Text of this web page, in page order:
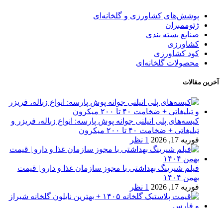
پوشش‌های کشاورزی و گلخانه‌ای
ژئوممبران
صنایع بسته بندی
کشاورزی
کود کشاورزی
محصولات گلخانه‌ای
آخرین مقالات
کیسه‌های پلی اتیلنی جوانه پوش پارسه: انواع زباله، فریزر و
تبلیغاتی + ضخامت ۴۰ تا ۲۰۰ میکرون
فوریه 17, 2026
1 نظر
فیلم شیرینگ بهداشتی با مجوز سازمان غذا و دارو | قیمت
بهمن ۱۴۰۴
فوریه 17, 2026
1 نظر